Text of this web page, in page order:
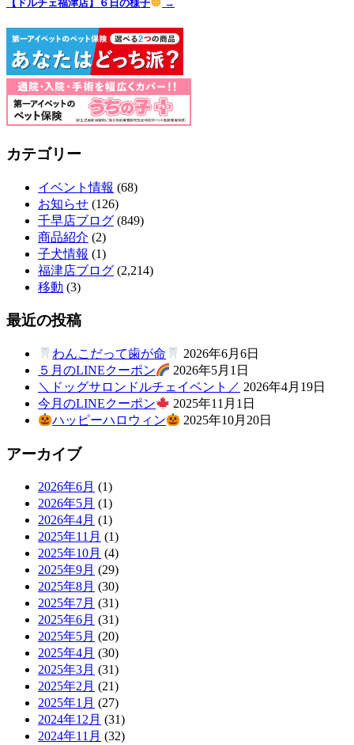
【ドルチェ福津店】６日の様子 →
カテゴリー
イベント情報 (68)
お知らせ (126)
千早店ブログ (849)
商品紹介 (2)
子犬情報 (1)
福津店ブログ (2,214)
移動 (3)
最近の投稿
わんこだって歯が命
2026年6月6日
５月のLINEクーポン
2026年5月1日
＼ドッグサロンドルチェイベント／ 2026年4月19日
今月のLINEクーポン
2025年11月1日
ハッピーハロウィン
2025年10月20日
アーカイブ
2026年6月 (1)
2026年5月 (1)
2026年4月 (1)
2025年11月 (1)
2025年10月 (4)
2025年9月 (29)
2025年8月 (30)
2025年7月 (31)
2025年6月 (31)
2025年5月 (20)
2025年4月 (30)
2025年3月 (31)
2025年2月 (21)
2025年1月 (27)
2024年12月 (31)
2024年11月 (32)